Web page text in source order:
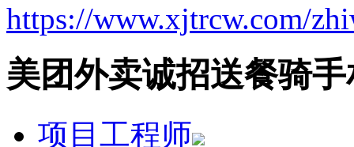
https://www.xjtrcw.com/
美团外卖诚招送餐骑
项目工程师